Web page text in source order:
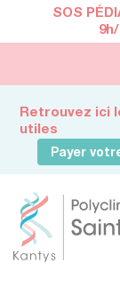
SOS
Retrouvez ici
utiles
Payer